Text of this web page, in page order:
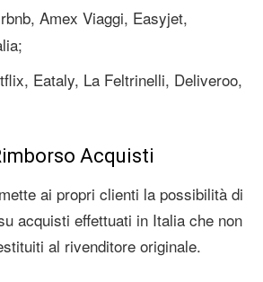
Amex Viaggi, Easyjet,
Eataly, La Feltrinelli, Deliveroo,
Acquisti
ai propri clienti la possibilità di
acquisti effettuati in Italia che non
al rivenditore originale.